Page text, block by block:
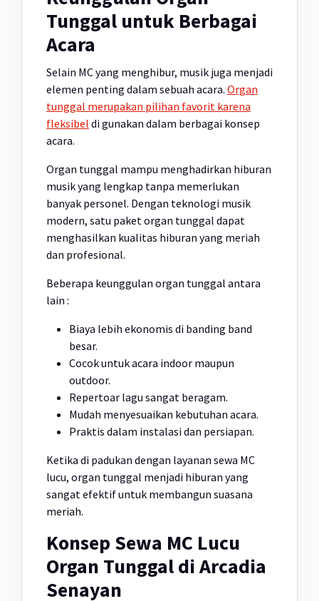
Tunggal untuk Berbagai
Acara
Selain MC yang menghibur, musik juga menjadi
elemen penting dalam sebuah acara. Organ
tunggal merupakan pilihan favorit karena
fleksibel di gunakan dalam berbagai konsep
acara.
Organ tunggal mampu menghadirkan hiburan
musik yang lengkap tanpa memerlukan
banyak personel. Dengan teknologi musik
modern, satu paket organ tunggal dapat
menghasilkan kualitas hiburan yang meriah
dan profesional.
Beberapa keunggulan organ tunggal antara
lain :
Biaya lebih ekonomis di banding band
besar.
Cocok untuk acara indoor maupun
outdoor.
Repertoar lagu sangat beragam.
Mudah menyesuaikan kebutuhan acara.
Praktis dalam instalasi dan persiapan.
Ketika di padukan dengan layanan sewa MC
lucu, organ tunggal menjadi hiburan yang
sangat efektif untuk membangun suasana
meriah.
Konsep Sewa MC Lucu
Organ Tunggal di Arcadia
Senayan